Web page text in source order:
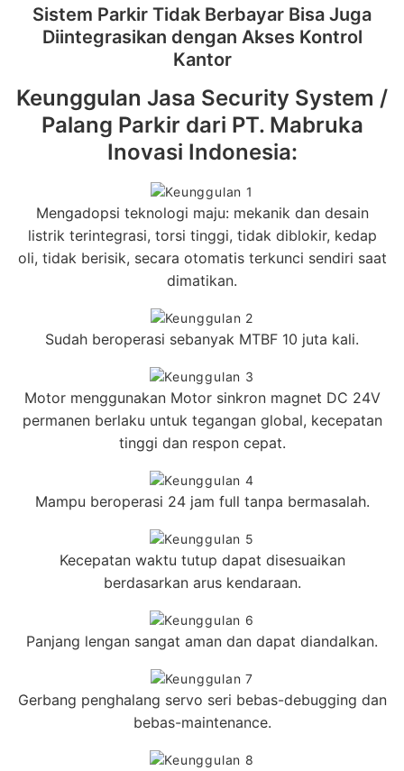
Sistem Parkir Tidak Berbayar Bisa Juga
Diintegrasikan dengan Akses Kontrol
Kantor
Keunggulan Jasa Security System /
Palang Parkir dari PT. Mabruka
Inovasi Indonesia:
Mengadopsi teknologi maju: mekanik dan desain
listrik terintegrasi, torsi tinggi, tidak diblokir, kedap
oli, tidak berisik, secara otomatis terkunci sendiri saat
dimatikan.
Sudah beroperasi sebanyak MTBF 10 juta kali.
Motor menggunakan Motor sinkron magnet DC 24V
permanen berlaku untuk tegangan global, kecepatan
tinggi dan respon cepat.
Mampu beroperasi 24 jam full tanpa bermasalah.
Kecepatan waktu tutup dapat disesuaikan
berdasarkan arus kendaraan.
Panjang lengan sangat aman dan dapat diandalkan.
Gerbang penghalang servo seri bebas-debugging dan
bebas-maintenance.